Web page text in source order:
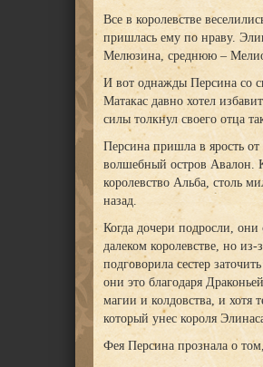
Все в королевстве
пришлась ему по нраву.
Мелюзина, среднюю –
И вот однажды Персина со
Матакас давно хотел
силы толкнул своего отца
Персина пришла в ярость
волшебный остров Авалон.
королевство Альба, столь
назад.
Когда дочери подросли,
далеком королевстве, но
подговорила сестер
они это благодаря
магии и колдовства, и хотя
который унес короля
Фея Персина прознала о